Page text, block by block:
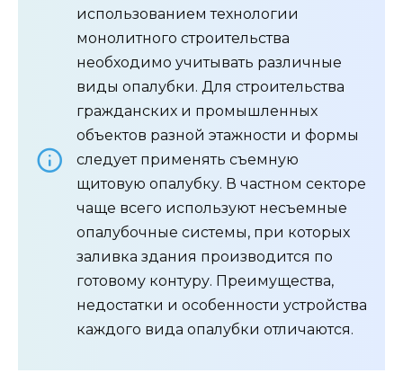
использованием технологии
монолитного строительства
необходимо учитывать различные
виды опалубки. Для строительства
гражданских и промышленных
объектов разной этажности и формы
следует применять съемную
щитовую опалубку. В частном секторе
чаще всего используют несъемные
опалубочные системы, при которых
заливка здания производится по
готовому контуру. Преимущества,
недостатки и особенности устройства
каждого вида опалубки отличаются.